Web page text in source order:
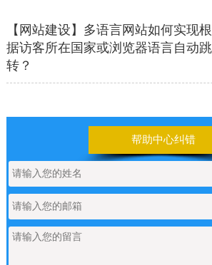
据访客所在国家或浏览器语言自动跳
转？
业版编辑器里如何添加表格
【网站建设】表单管理
如何申请通义千问API的Key
帮助中心纠错